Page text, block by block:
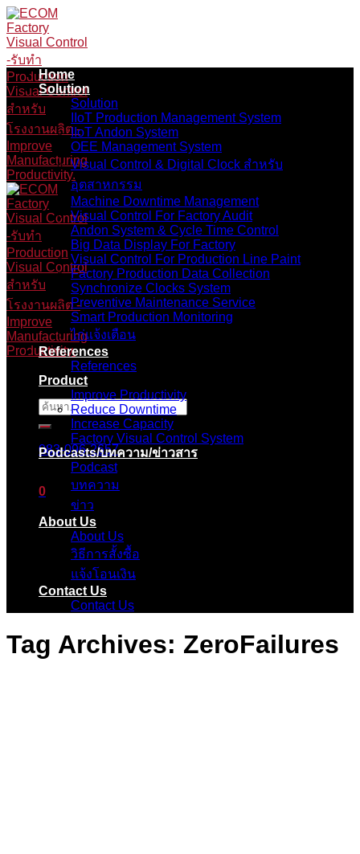
Skip
to
content
ค้นหา:
083-096-2657
0
ตะกร้าสินค้า
ไม่มีสินค้าในตะกร้า
Home
Solution
Solution
IIoT Production Management System
IIoT Andon System
OEE Management System
Visual Control & Digital Clock สำหรับ
อุตสาหกรรม
Machine Downtime Management
Visual Control For Factory Audit
Andon System & Cycle Time Control
Big Data Display For Factory
Visual Control For Production Line Paint
Factory Production Data Collection
Synchronize Clocks System
Preventive Maintenance Service
Smart Production Monitoring
ไก่แจ้งเตือน
References
References
Product
Improve Productivity
Reduce Downtime
Increase Capacity
Factory Visual Control System
Podcasts/บทความ/ข่าวสาร
Podcast
บทความ
ข่าว
About Us
About Us
วิธีการสั้งซื้อ
แจ้งโอนเงิน
Contact Us
Contact Us
Tag Archives: ZeroFailures